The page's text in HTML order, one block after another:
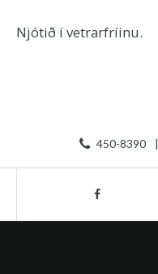
Njótið í vetrarfríinu.
450-8390 |